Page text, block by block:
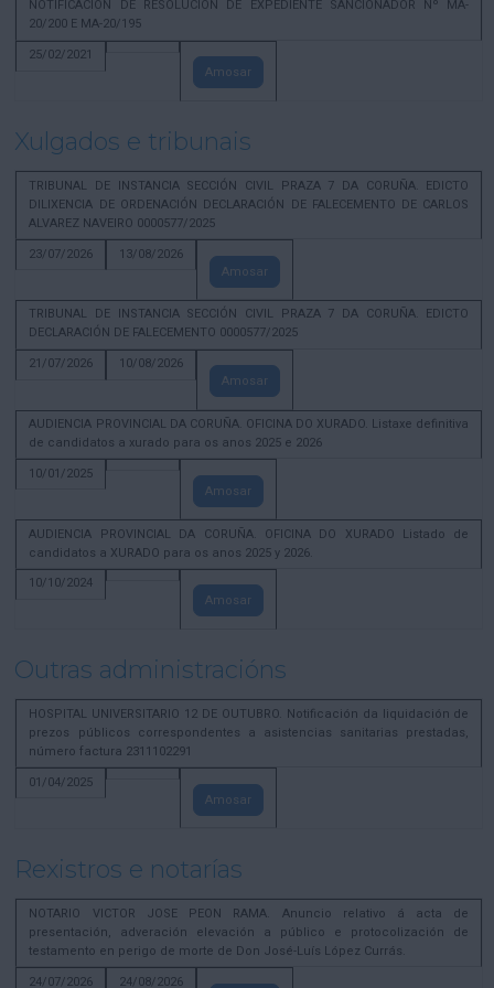
NOTIFICACION DE RESOLUCION DE EXPEDIENTE SANCIONADOR Nº MA-
20/200 E MA-20/195
25/02/2021
Amosar
Xulgados e tribunais
TRIBUNAL DE INSTANCIA SECCIÓN CIVIL PRAZA 7 DA CORUÑA. EDICTO
DILIXENCIA DE ORDENACIÓN DECLARACIÓN DE FALECEMENTO DE CARLOS
ALVAREZ NAVEIRO 0000577/2025
23/07/2026
13/08/2026
Amosar
TRIBUNAL DE INSTANCIA SECCIÓN CIVIL PRAZA 7 DA CORUÑA. EDICTO
DECLARACIÓN DE FALECEMENTO 0000577/2025
21/07/2026
10/08/2026
Amosar
AUDIENCIA PROVINCIAL DA CORUÑA. OFICINA DO XURADO. Listaxe definitiva
de candidatos a xurado para os anos 2025 e 2026
10/01/2025
Amosar
AUDIENCIA PROVINCIAL DA CORUÑA. OFICINA DO XURADO Listado de
candidatos a XURADO para os anos 2025 y 2026.
10/10/2024
Amosar
Outras administracións
HOSPITAL UNIVERSITARIO 12 DE OUTUBRO. Notificación da liquidación de
prezos públicos correspondentes a asistencias sanitarias prestadas,
número factura 2311102291
01/04/2025
Amosar
Rexistros e notarías
NOTARIO VICTOR JOSE PEON RAMA. Anuncio relativo á acta de
presentación, adveración elevación a público e protocolización de
testamento en perigo de morte de Don José-Luís López Currás.
24/07/2026
24/08/2026